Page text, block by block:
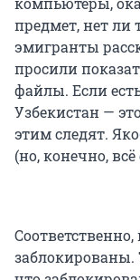
предмет, нет
эмигранты
просили
файлы. Если
Узбекистан —
этим следят.
(но, конечно, всё
заблокированы.